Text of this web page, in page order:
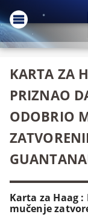
KARTA ZA
PRIZNAO
ODOBRIO
Karta za Haag
mučenje